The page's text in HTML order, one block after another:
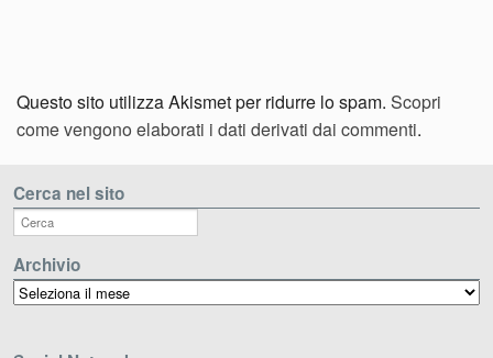
Questo sito utilizza Akismet per ridurre lo spam. Scopri
come vengono elaborati i dati derivati dai commenti.
Cerca nel sito
Archivio
Archivio